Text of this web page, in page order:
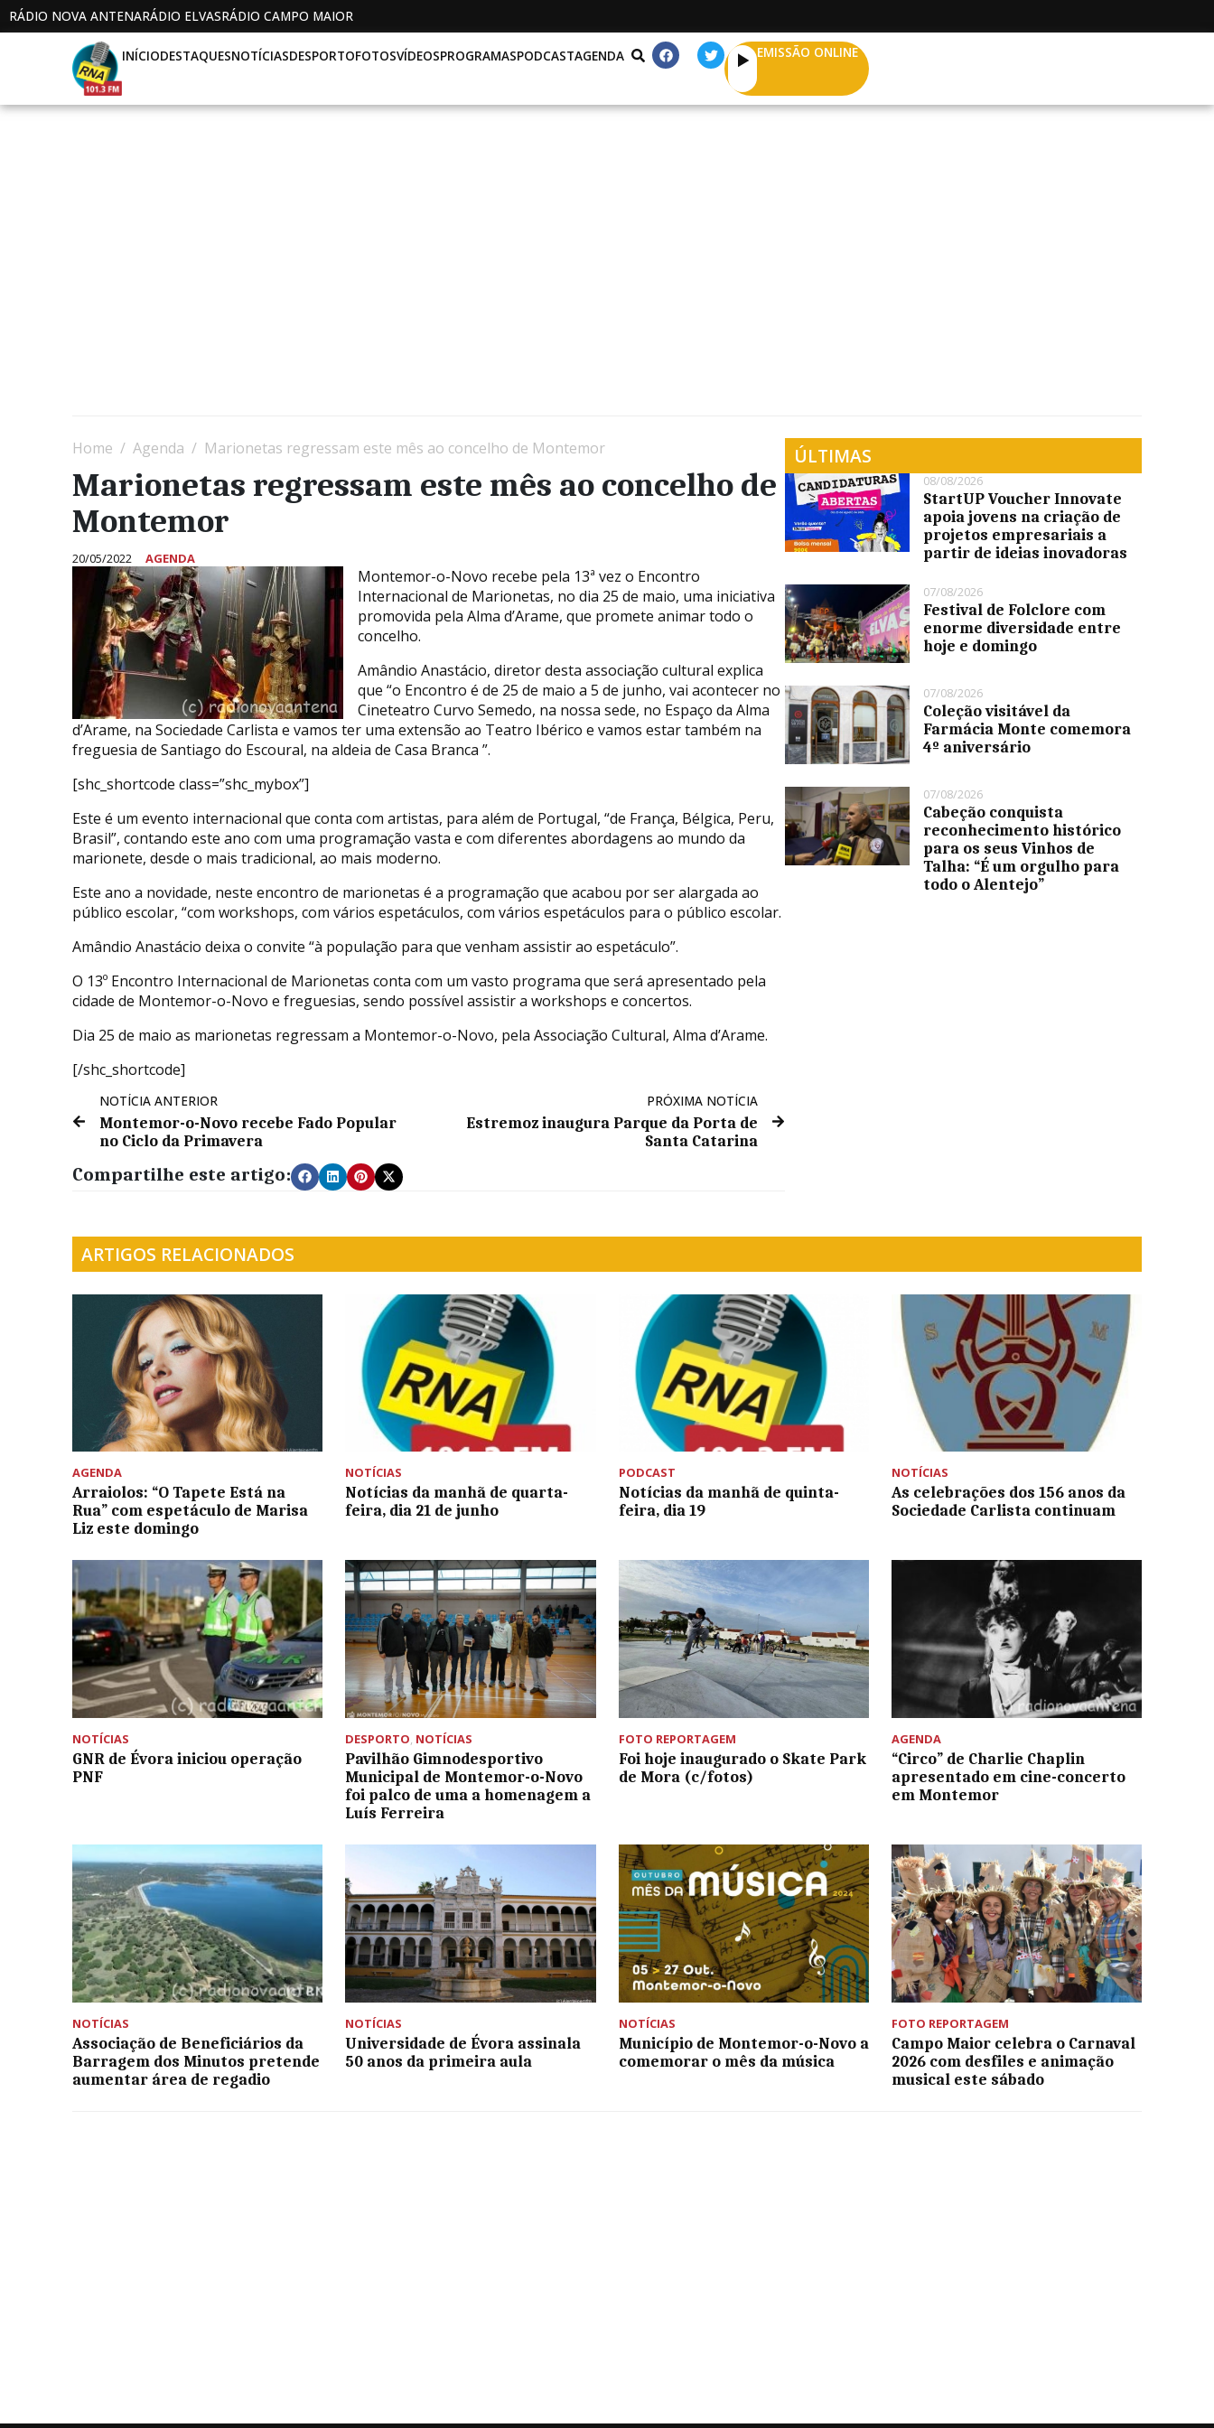
RÁDIO NOVA ANTENARÁDIO ELVASRÁDIO CAMPO MAIOR
INÍCIODESTAQUESNOTÍCIASDESPORTOFOTOSVÍDEOSPROGRAMASPODCASTAGENDA EMISSÃO ONLINE
Home Agenda Marionetas regressam este mês ao concelho de Montemor
Marionetas regressam este mês ao concelho de
Montemor
20/05/2022 AGENDA
Montemor-o-Novo recebe pela 13ª vez o Encontro
Internacional de Marionetas, no dia 25 de maio, uma iniciativa
promovida pela Alma d’Arame, que promete animar todo o
concelho.
Amândio Anastácio, diretor desta associação cultural explica
que “o Encontro é de 25 de maio a 5 de junho, vai acontecer no
Cineteatro Curvo Semedo, na nossa sede, no Espaço da Alma
d’Arame, na Sociedade Carlista e vamos ter uma extensão ao Teatro Ibérico e vamos estar também na
freguesia de Santiago do Escoural, na aldeia de Casa Branca ”.
[shc_shortcode class=”shc_mybox”]
Este é um evento internacional que conta com artistas, para além de Portugal, “de França, Bélgica, Peru,
Brasil”, contando este ano com uma programação vasta e com diferentes abordagens ao mundo da
marionete, desde o mais tradicional, ao mais moderno.
Este ano a novidade, neste encontro de marionetas é a programação que acabou por ser alargada ao
público escolar, “com workshops, com vários espetáculos, com vários espetáculos para o público escolar.
Amândio Anastácio deixa o convite “à população para que venham assistir ao espetáculo”.
O 13º Encontro Internacional de Marionetas conta com um vasto programa que será apresentado pela
cidade de Montemor-o-Novo e freguesias, sendo possível assistir a workshops e concertos.
Dia 25 de maio as marionetas regressam a Montemor-o-Novo, pela Associação Cultural, Alma d’Arame.
[/shc_shortcode]
NOTÍCIA ANTERIOR
Montemor-o-Novo recebe Fado Popular
no Ciclo da Primavera
PRÓXIMA NOTÍCIA
Estremoz inaugura Parque da Porta de
Santa Catarina
Compartilhe este artigo:
ÚLTIMAS
08/08/2026
StartUP Voucher Innovate
apoia jovens na criação de
projetos empresariais a
partir de ideias inovadoras
07/08/2026
Festival de Folclore com
enorme diversidade entre
hoje e domingo
07/08/2026
Coleção visitável da
Farmácia Monte comemora
4º aniversário
07/08/2026
Cabeção conquista
reconhecimento histórico
para os seus Vinhos de
Talha: “É um orgulho para
todo o Alentejo”
ARTIGOS RELACIONADOS
AGENDA
Arraiolos: “O Tapete Está na
Rua” com espetáculo de Marisa
Liz este domingo
NOTÍCIAS
Notícias da manhã de quarta-
feira, dia 21 de junho
PODCAST
Notícias da manhã de quinta-
feira, dia 19
NOTÍCIAS
As celebrações dos 156 anos da
Sociedade Carlista continuam
NOTÍCIAS
GNR de Évora iniciou operação
PNF
DESPORTO, NOTÍCIAS
Pavilhão Gimnodesportivo
Municipal de Montemor-o-Novo
foi palco de uma a homenagem a
Luís Ferreira
FOTO REPORTAGEM
Foi hoje inaugurado o Skate Park
de Mora (c/fotos)
AGENDA
“Circo” de Charlie Chaplin
apresentado em cine-concerto
em Montemor
NOTÍCIAS
Associação de Beneficiários da
Barragem dos Minutos pretende
aumentar área de regadio
NOTÍCIAS
Universidade de Évora assinala
50 anos da primeira aula
NOTÍCIAS
Município de Montemor-o-Novo a
comemorar o mês da música
FOTO REPORTAGEM
Campo Maior celebra o Carnaval
2026 com desfiles e animação
musical este sábado